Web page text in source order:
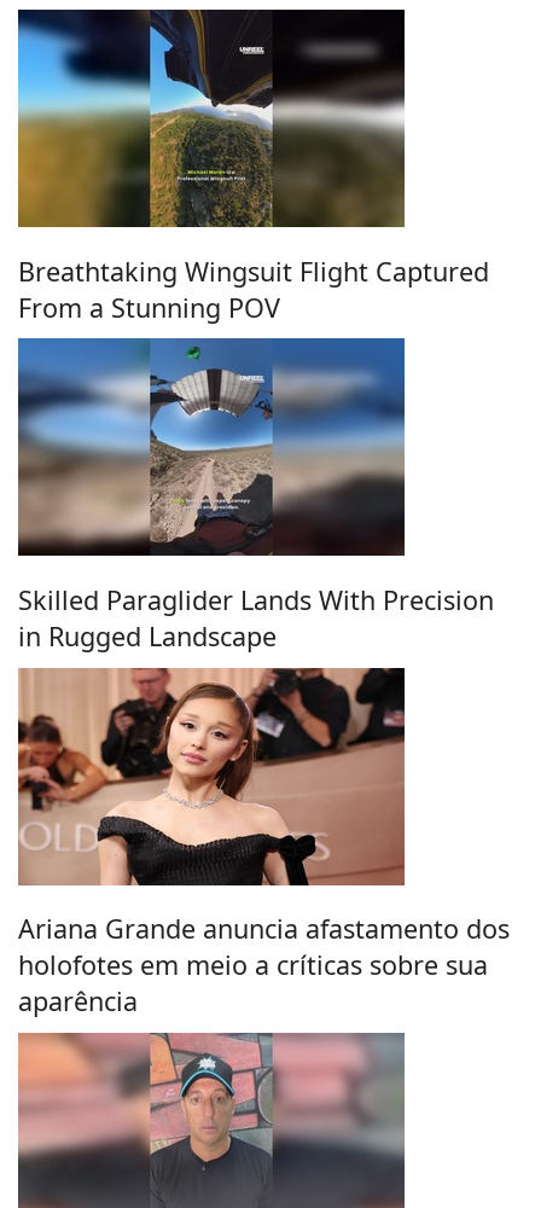
Breathtaking Wingsuit Flight Captured
From a Stunning POV
Skilled Paraglider Lands With Precision
in Rugged Landscape
Ariana Grande anuncia afastamento dos
holofotes em meio a críticas sobre sua
aparência